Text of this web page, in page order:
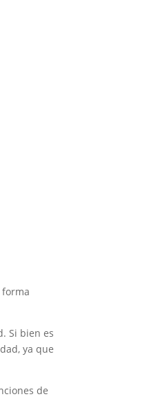
Si bien es
ya que
de